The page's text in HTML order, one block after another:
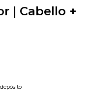
| Cabello +